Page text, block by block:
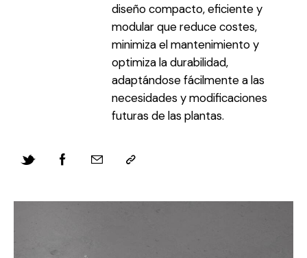
diseño compacto, eficiente y
modular que reduce costes,
minimiza el mantenimiento y
optimiza la durabilidad,
adaptándose fácilmente a las
necesidades y modificaciones
futuras de las plantas.